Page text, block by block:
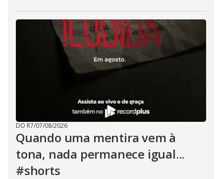
DO R7/07/08/2026
Quando uma mentira vem à
tona, nada permanece igual...
#shorts